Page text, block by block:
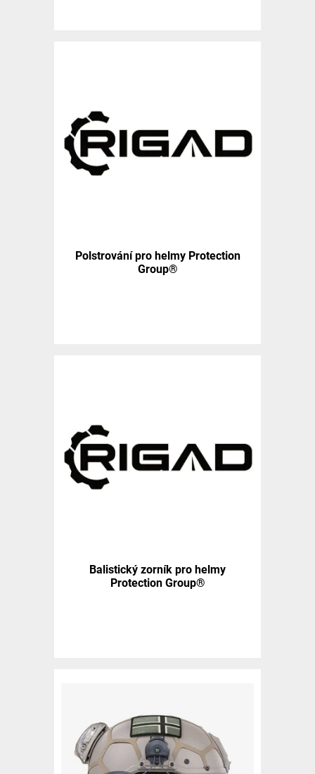
Polstrování pro helmy Protection
Group®
Balistický zorník pro helmy
Protection Group®